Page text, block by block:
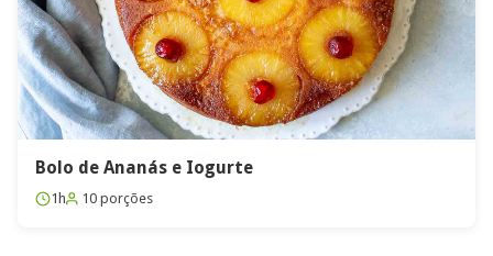
Bolo de Ananás e Iogurte
1h 10 porções